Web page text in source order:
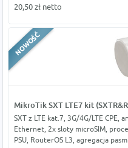
20,50 zł netto
MikroTik SXT LTE7 kit
SXT z LTE kat.7, 3G/4G/LTE CPE,
Ethernet, 2x sloty microSIM,
PSU, RouterOS L3, agregacja pasm